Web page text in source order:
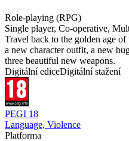
Role-playing (RPG)
Single player, Co-operative,
Travel back to the golden age
a new character outfit, a new
three beautiful new weapons.
Digitální ediceDigitální stažení
PEGI 18
Language, Violence
Platforma